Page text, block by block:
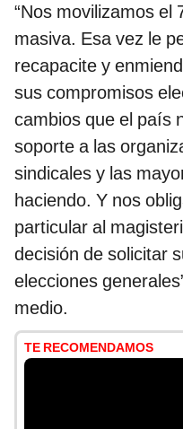
“Nos movilizamos el
masiva. Esa vez le
recapacite y
sus compromisos
cambios que el país
soporte a las
sindicales y las
haciendo. Y nos
particular al
decisión de solicitar
elecciones
medio.
TE RECOMENDAMOS